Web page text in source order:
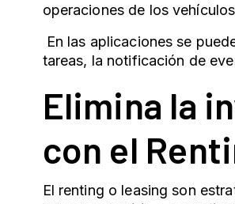
operaciones de los
En las aplicaciones se
tareas, la notificación de
Elimina la
con el
El renting o leasing son